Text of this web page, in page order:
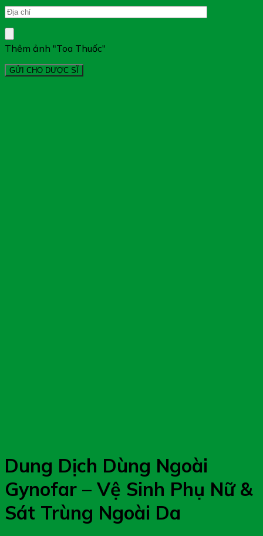
Thêm ảnh "Toa Thuốc"
Dung Dịch Dùng Ngoài
Gynofar – Vệ Sinh Phụ Nữ &
Sát Trùng Ngoài Da